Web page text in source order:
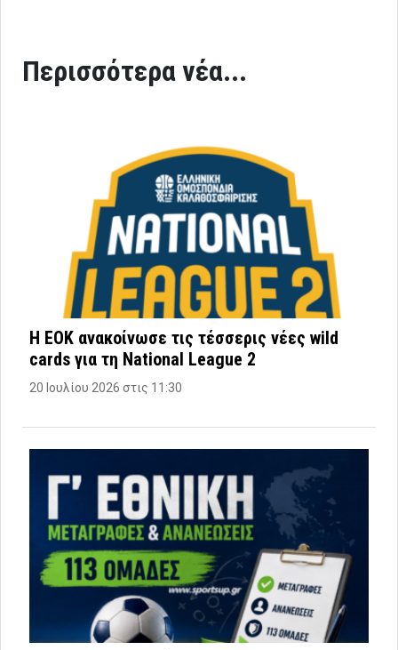
Περισσότερα νέα...
Η ΕΟΚ ανακοίνωσε τις τέσσερις νέες wild
cards για τη National League 2
20 Ιουλίου 2026 στις 11:30